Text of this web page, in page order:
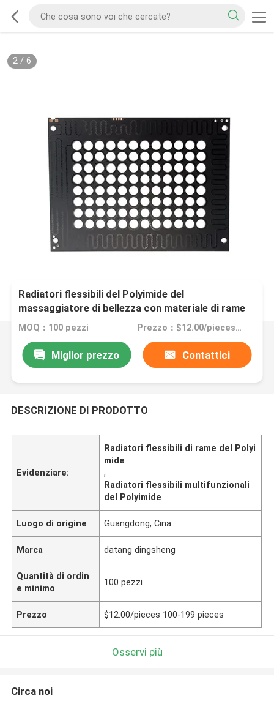
2/ 6
Radiatori flessibili del Polyimide del
massaggiatore di bellezza con materiale di rame
multifunzionale
MOQ：100 pezzi Prezzo：$12.00/pieces 100-199 pieces
Miglior prezzo Contattici
DESCRIZIONE DI PRODOTTO
Evidenziare:
Radiatori flessibili di rame del Polyi
mide
,
Radiatori flessibili multifunzionali
del Polyimide
Luogo di origine Guangdong, Cina
Marca datang dingsheng
Quantità di ordin
e minimo
100 pezzi
Prezzo $12.00/pieces 100-199 pieces
Osservi più
Circa noi